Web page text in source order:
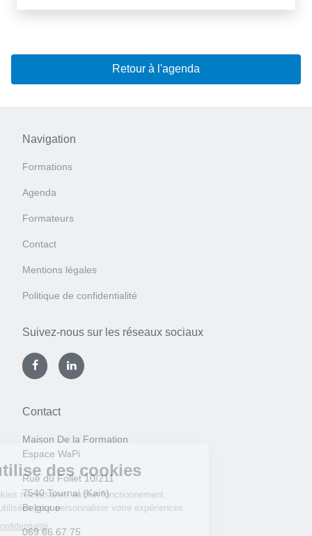
Retour à l'agenda
Navigation
Formations
Agenda
Formateurs
Contact
Mentions légales
Politique de confidentialité
Suivez-nous sur les réseaux sociaux
Contact
Maison De la Formation
Espace WaPi
Rue du Follet 10/211
7540 Tournai (Kain)
Belgique
069 66 67 75